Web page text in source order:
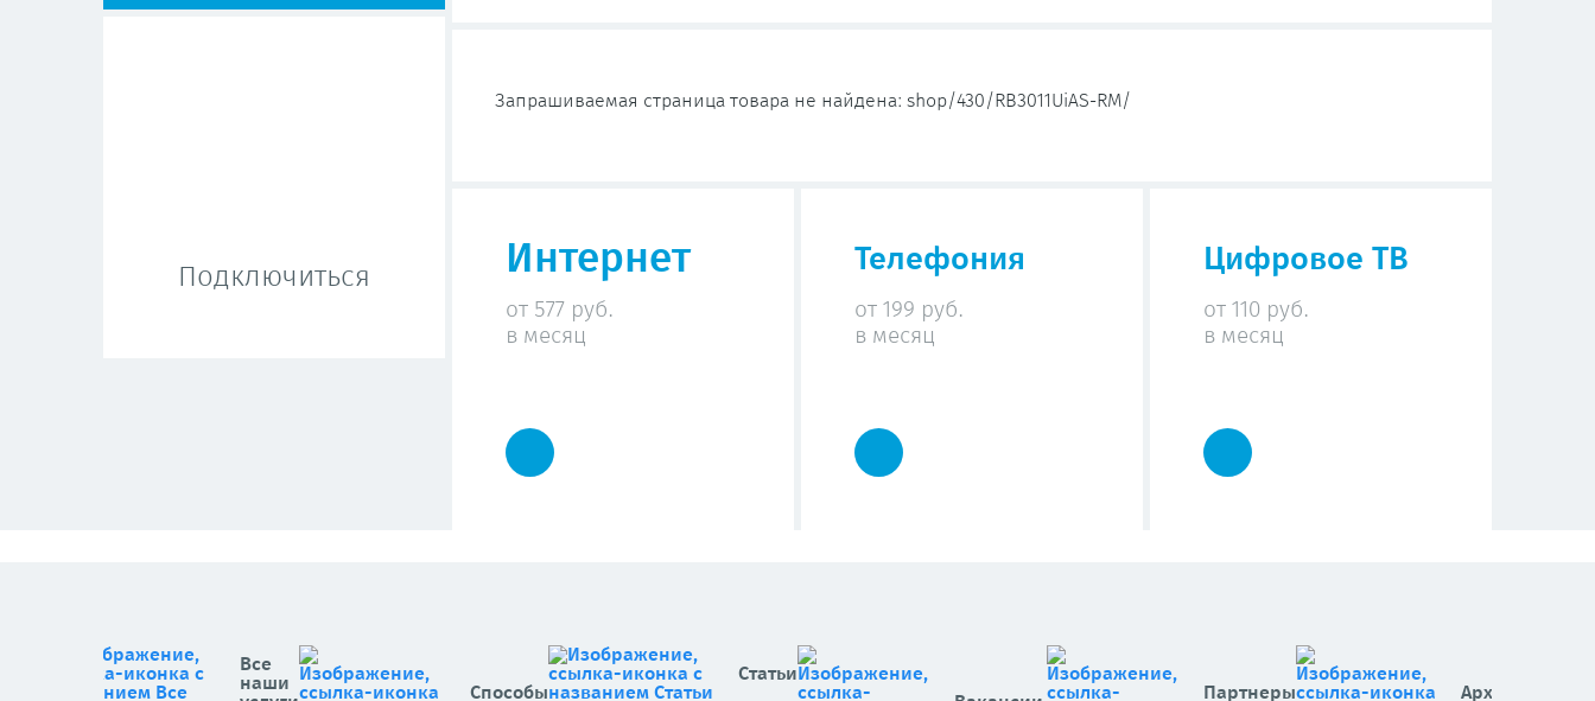
Подключиться
Запрашиваемая страница товара не найдена: shop/430/RB3011UiAS-RM/
Интернет
от 577 руб.
в месяц
Телефония
от 199 руб.
в месяц
Цифровое ТВ
от 110 руб.
в месяц
Все
наши
Способы
Статьи
Партнеры Архив